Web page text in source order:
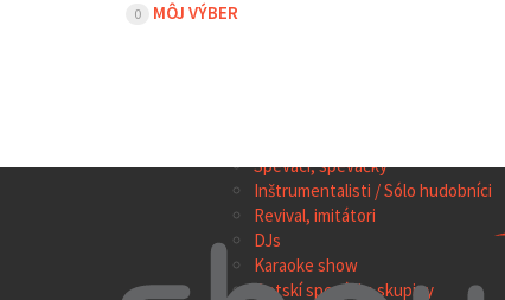
0 MÔJ VÝBER
Speváci, speváčky
Inštrumentalisti / Sólo hudobníci
Revival, imitátori
DJs
Karaoke show
Detskí speváci a skupiny